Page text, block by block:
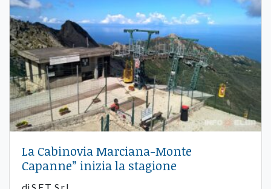
La Cabinovia Marciana-Monte
Capanne” inizia la stagione